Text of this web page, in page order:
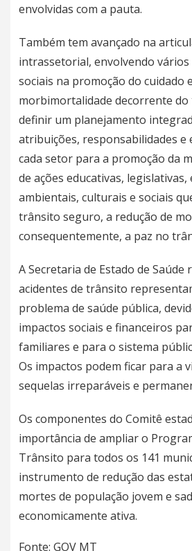
envolvidas com a pauta.
Também tem avançado na
intrassetorial, envolvendo
sociais na promoção do cuidado
morbimortalidade decorrente do
definir um planejamento
atribuições, responsabilidades e
cada setor para a promoção da
de ações educativas, legislativas,
ambientais, culturais e sociais
trânsito seguro, a redução de
consequentemente, a paz no
A Secretaria de Estado de Saúde
acidentes de trânsito
problema de saúde pública,
impactos sociais e financeiros
familiares e para o sistema
Os impactos podem ficar para a
sequelas irreparáveis e
Os componentes do Comitê
importância de ampliar o
Trânsito para todos os 141
instrumento de redução das
mortes de população jovem e
economicamente ativa.
Fonte: GOV MT